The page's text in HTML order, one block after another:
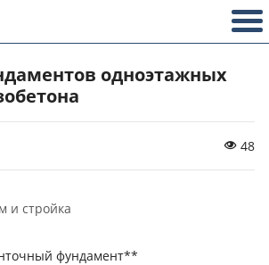
одноэтажных
48
и стройка
фундамент**